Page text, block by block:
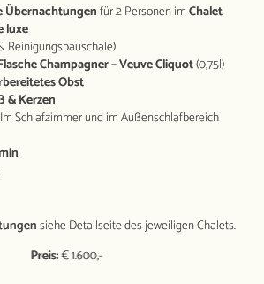
Übernachtungenfür 2 Personen imChalet
luxe
Reinigungspauschale)
Champagner – Veuve Cliquot(0,75l)
Obst
& Kerzen
Im Schlafzimmer und im Außenschlafbereich
siehe Detailseite des jeweiligen Chalets.
Preis:€ 1.600,-